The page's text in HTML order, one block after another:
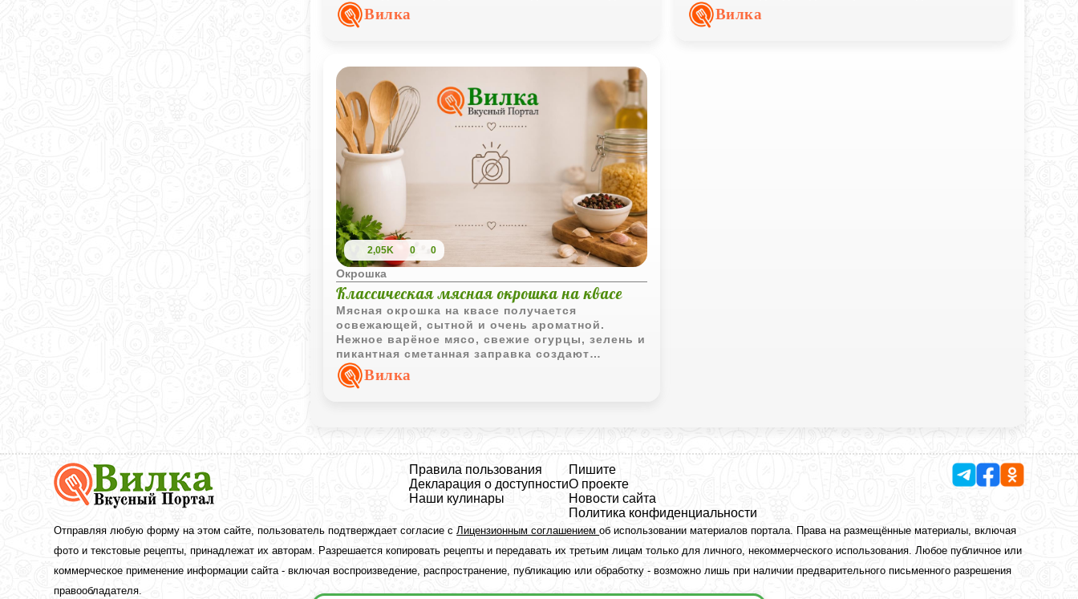
простым, свежим и очень летним.
Вилка
получается одновременно освежающим и
сытным.
Вилка
2,05K 0 0
Окрошка
Классическая мясная окрошка на квасе
Мясная окрошка на квасе получается
освежающей, сытной и очень ароматной.
Нежное варёное мясо, свежие огурцы, зелень и
пикантная сметанная заправка создают
классический вкус летнего домашнего супа.
Вилка
Вкусный
Портал
Вилка
рецепты
фото
Правила пользования
Декларация о доступности
Наши кулинары
Пишите
О проекте
Новости сайта
Политика конфиденциальности
Отправляя любую форму на этом сайте, пользователь подтверждает согласие сЛицензионным соглашениемоб использовании материалов портала. Права на размещённые материалы, включая
фото и текстовые рецепты, принадлежат их авторам. Разрешается копировать рецепты и передавать их третьим лицам только для личного, некоммерческого использования. Любое публичное или
коммерческое применение информации сайта - включая воспроизведение, распространение, публикацию или обработку - возможно лишь при наличии предварительного письменного разрешения
правообладателя.